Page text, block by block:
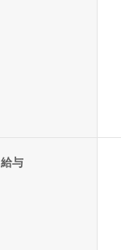
給与